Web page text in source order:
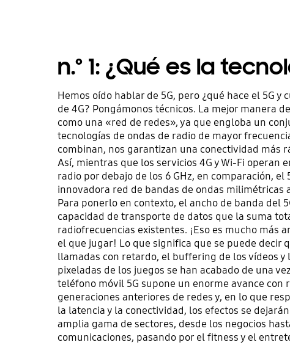
n.º 1: ¿Qué es la
Hemos oído hablar de 5G, pero ¿qué hace el 5G y
de 4G? Pongámonos técnicos. La mejor manera
como una «red de redes», ya que engloba un
tecnologías de ondas de radio de mayor
combinan, nos garantizan una conectividad más
Así, mientras que los servicios 4G y Wi-Fi operan
radio por debajo de los 6 GHz, en comparación, el
innovadora red de bandas de ondas milimétricas
Para ponerlo en contexto, el ancho de banda del
capacidad de transporte de datos que la suma
radiofrecuencias existentes. ¡Eso es mucho más
el que jugar! Lo que significa que se puede decir
llamadas con retardo, el buffering de los vídeos y
pixeladas de los juegos se han acabado de una
teléfono móvil 5G supone un enorme avance con
generaciones anteriores de redes y, en lo que
la latencia y la conectividad, los efectos se
amplia gama de sectores, desde los negocios
comunicaciones, pasando por el fitness y el